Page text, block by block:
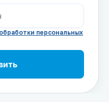
персональных